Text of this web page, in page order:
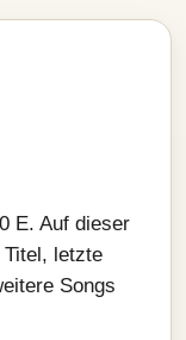
E. Auf dieser
letzte
Songs